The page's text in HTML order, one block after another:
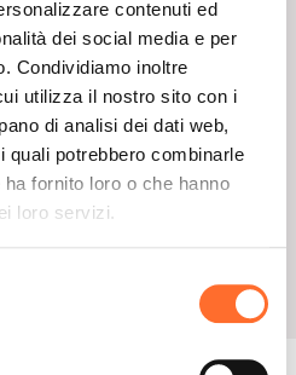
contenuti ed
dei social media e per
Condividiamo inoltre
utilizza il nostro sito con i
di analisi dei dati web,
quali potrebbero combinarle
fornito loro o che hanno
loro servizi.